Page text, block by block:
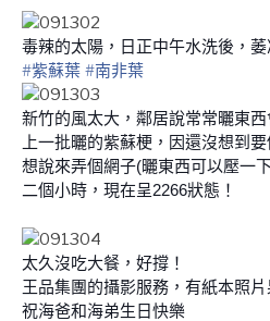
毒辣的太陽，日正中午水洗後，
‪#‎紫蘇葉 #‎南非葉‬
新竹的風太大，鄰居說常常曬東
上一批曬的紫蘇梗，因還沒想到
想說來弄個網子(曬東西可以壓一
二個小時，現在呈2266狀態！
太久沒吃大餐，好撐！
王品集團的攝影服務，有紙本照
祝海爸和海弟生日快樂